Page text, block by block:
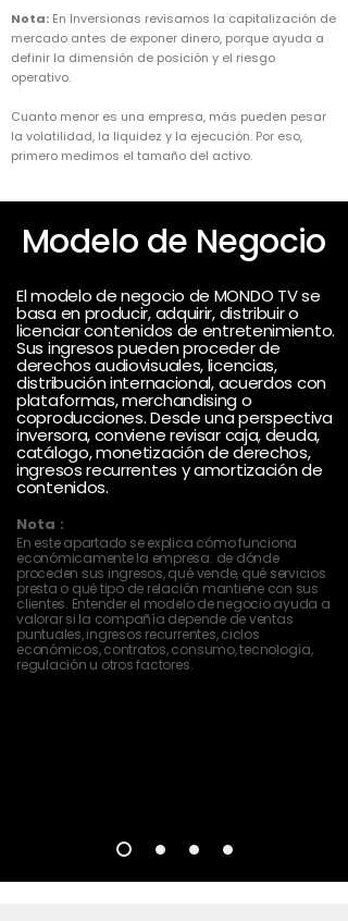
Nota: En Inversionas revisamos la capitalización de
mercado antes de exponer dinero, porque ayuda a
definir la dimensión de posición y el riesgo
operativo.
Cuanto menor es una empresa, más pueden pesar
la volatilidad, la liquidez y la ejecución. Por eso,
primero medimos el tamaño del activo.
Modelo de Negocio
El modelo de negocio de MONDO TV se
basa en producir, adquirir, distribuir o
licenciar contenidos de entretenimiento.
Sus ingresos pueden proceder de
derechos audiovisuales, licencias,
distribución internacional, acuerdos con
plataformas, merchandising o
coproducciones. Desde una perspectiva
inversora, conviene revisar caja, deuda,
catálogo, monetización de derechos,
ingresos recurrentes y amortización de
contenidos.
Nota :
En este apartado se explica cómo funciona
económicamente la empresa: de dónde
proceden sus ingresos, qué vende, qué servicios
presta o qué tipo de relación mantiene con sus
clientes. Entender el modelo de negocio ayuda a
valorar si la compañía depende de ventas
puntuales, ingresos recurrentes, ciclos
económicos, contratos, consumo, tecnología,
regulación u otros factores.